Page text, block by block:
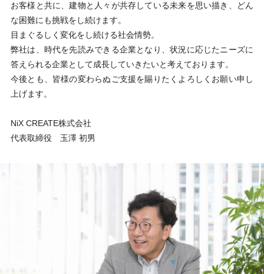
お客様と共に、建物と人々が共存している未来を思い描き、どん
な困難にも挑戦をし続けます。
目まぐるしく変化をし続ける社会情勢。
弊社は、時代を先読みできる企業となり、状況に応じたニーズに
答えられる企業として成長していきたいと考えております。
今後とも、皆様の変わらぬご支援を賜りたくよろしくお願い申し
上げます。
NiX CREATE株式会社
代表取締役 玉澤 初男